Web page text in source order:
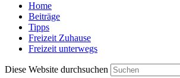
Home
Beiträge
Tipps
Freizeit Zuhause
Freizeit unterwegs
Diese Website durchsuchen